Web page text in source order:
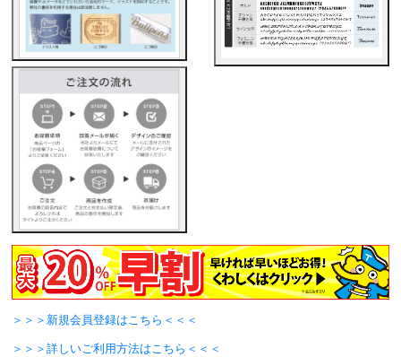
＞＞＞新規会員登録はこちら＜＜＜
＞＞＞詳しいご利用方法はこちら＜＜＜